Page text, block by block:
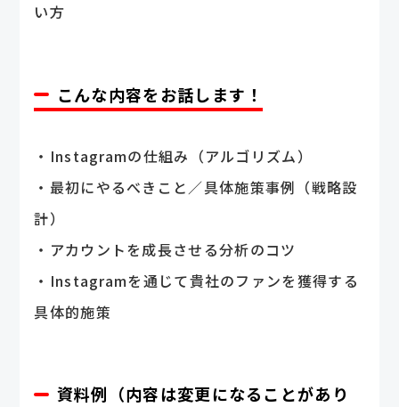
い方
こんな内容をお話します！
・Instagramの仕組み（アルゴリズム）
・最初にやるべきこと／具体施策事例（戦略設
計）
・アカウントを成長させる分析のコツ
・Instagramを通じて貴社のファンを獲得する
具体的施策
資料例（内容は変更になることがあり